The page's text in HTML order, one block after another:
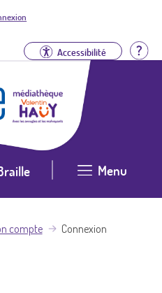
Accessibilité
Menu
compte Connexion